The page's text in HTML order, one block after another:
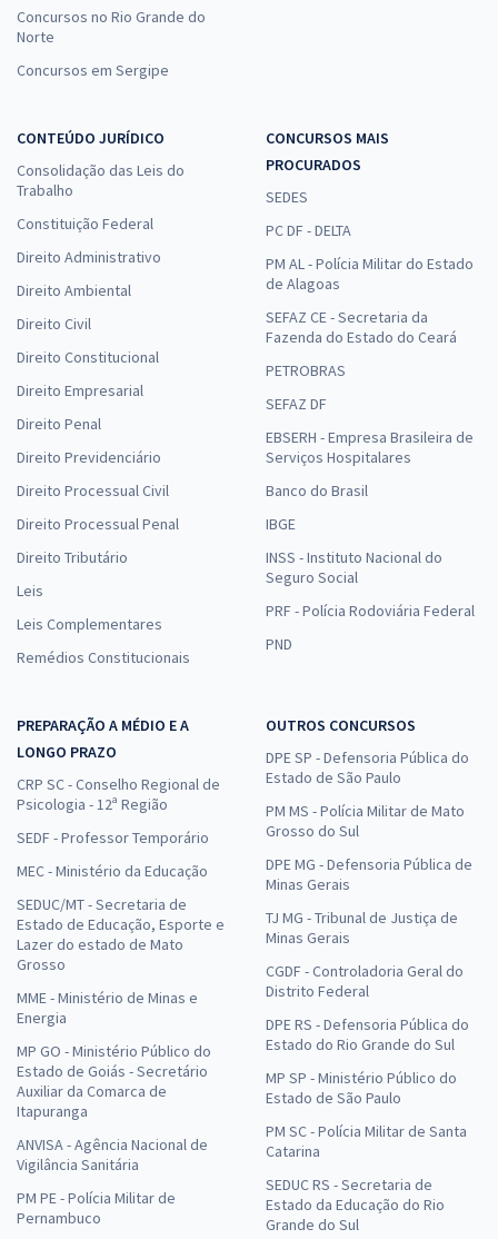
Concursos no Rio Grande do
Norte
Concursos em Sergipe
CONTEÚDO JURÍDICO
Consolidação das Leis do
Trabalho
Constituição Federal
Direito Administrativo
Direito Ambiental
Direito Civil
Direito Constitucional
Direito Empresarial
Direito Penal
Direito Previdenciário
Direito Processual Civil
Direito Processual Penal
Direito Tributário
Leis
Leis Complementares
Remédios Constitucionais
CONCURSOS MAIS
PROCURADOS
SEDES
PC DF - DELTA
PM AL - Polícia Militar do Estado
de Alagoas
SEFAZ CE - Secretaria da
Fazenda do Estado do Ceará
PETROBRAS
SEFAZ DF
EBSERH - Empresa Brasileira de
Serviços Hospitalares
Banco do Brasil
IBGE
INSS - Instituto Nacional do
Seguro Social
PRF - Polícia Rodoviária Federal
PND
PREPARAÇÃO A MÉDIO E A
LONGO PRAZO
CRP SC - Conselho Regional de
Psicologia - 12ª Região
SEDF - Professor Temporário
MEC - Ministério da Educação
SEDUC/MT - Secretaria de
Estado de Educação, Esporte e
Lazer do estado de Mato
Grosso
MME - Ministério de Minas e
Energia
MP GO - Ministério Público do
Estado de Goiás - Secretário
Auxiliar da Comarca de
Itapuranga
ANVISA - Agência Nacional de
Vigilância Sanitária
PM PE - Polícia Militar de
Pernambuco
OUTROS CONCURSOS
DPE SP - Defensoria Pública do
Estado de São Paulo
PM MS - Polícia Militar de Mato
Grosso do Sul
DPE MG - Defensoria Pública de
Minas Gerais
TJ MG - Tribunal de Justiça de
Minas Gerais
CGDF - Controladoria Geral do
Distrito Federal
DPE RS - Defensoria Pública do
Estado do Rio Grande do Sul
MP SP - Ministério Público do
Estado de São Paulo
PM SC - Polícia Militar de Santa
Catarina
SEDUC RS - Secretaria de
Estado da Educação do Rio
Grande do Sul